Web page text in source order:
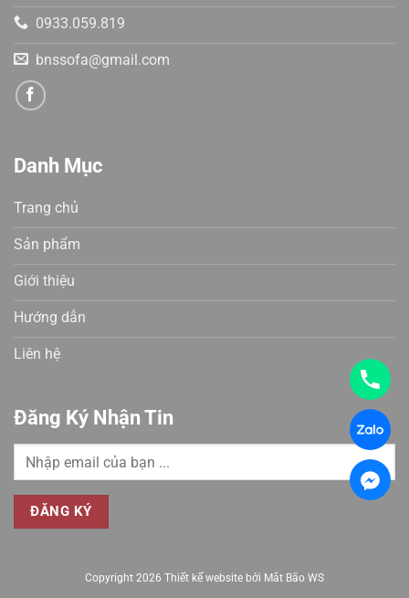
0933.059.819
bnssofa@gmail.com
Danh Mục
Trang chủ
Sản phẩm
Giới thiệu
Hướng dẫn
Liên hệ
Đăng Ký Nhận Tin
Copyright 2026 Thiết kế website bởi Mắt Bão WS